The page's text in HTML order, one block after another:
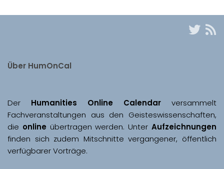
Über HumOnCal
Der Humanities Online Calendar versammelt
Fachveranstaltungen aus den Geisteswissenschaften,
die online übertragen werden. Unter Aufzeichnungen
finden sich zudem Mitschnitte vergangener, öffentlich